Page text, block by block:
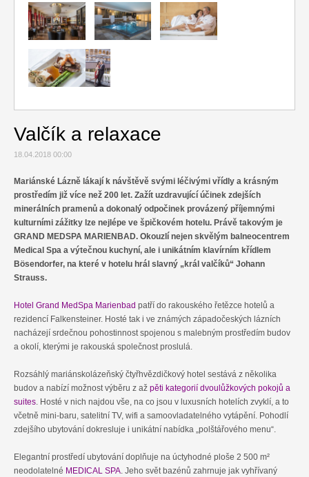
Relax
Valčík a relaxace
18.04.2018 00:00
Mariánské Lázně lákají k návštěvě svými léčivými vřídly a krásným
prostředím již více než 200 let. Zažít uzdravující účinek zdejších
minerálních pramenů a dokonalý odpočinek provázený příjemnými
kulturními zážitky lze nejlépe ve špičkovém hotelu. Právě takovým je
GRAND MEDSPA MARIENBAD. Okouzlí nejen skvělým balneocentrem
Medical Spa a výtečnou kuchyní, ale i unikátním klavírním křídlem
Bösendorfer, na které v hotelu hrál slavný „král valčíků“ Johann
Strauss.
Hotel Grand MedSpa Marienbad patří do rakouského řetězce hotelů a
rezidencí Falkensteiner. Hosté tak i ve známých západočeských lázních
nacházejí srdečnou pohostinnost spojenou s malebným prostředím budov
a okolí, kterými je rakouská společnost proslulá.
Rozsáhlý mariánskolázeňský čtyřhvězdičkový hotel sestává z několika
budov a nabízí možnost výběru z až pěti kategorií dvoulůžkových pokojů a
suites. Hosté v nich najdou vše, na co jsou v luxusních hotelích zvyklí, a to
včetně mini-baru, satelitní TV, wifi a samoovladatelného vytápění. Pohodlí
zdejšího ubytování dokresluje i unikátní nabídka „polštářového menu“.
Elegantní prostředí ubytování doplňuje na úctyhodné ploše 2 500 m²
neodolatelné MEDICAL SPA. Jeho svět bazénů zahrnuje jak vyhřívaný